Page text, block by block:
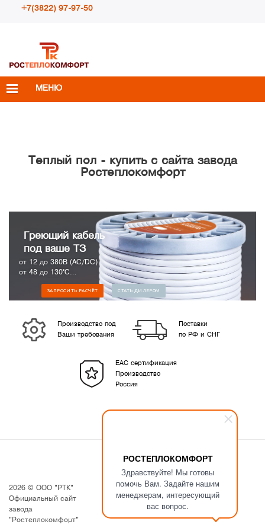
РОСТЕПЛОКОМФОРТ
Здравствуйте! Мы готовы
помочь Вам. Задайте нашим
менеджерам, интересующий
вас вопрос.
+7(3822) 97-97-50
info@rosteplokomfort.ru
МЕНЮ
Теплый пол - купить с сайта завода
Ростеплокомфорт
Греющий кабель
под ваше ТЗ
от 12 до 380В (AC/DC)
от 48 до 130°С
от 8 до 70Вт/м
Инжиниринговое производство
ЗАПРОСИТЬ РАСЧЁТ СТАТЬ ДИЛЕРОМ
Производство под
Ваши требования
Поставки
по РФ и СНГ
EAC сертификация
Производство
Россия
2026 © ООО "РТК"
Официальный сайт
завода
"Ростеплокомфорт"
Компания
Информация